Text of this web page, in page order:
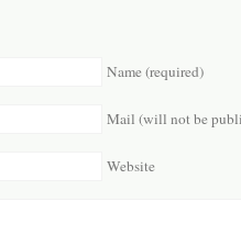
Name (required)
Mail (will not be
Website